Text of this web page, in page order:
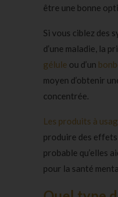
être une bonne
Si vous ciblez des
d’une maladie, la
gélule ou d’un
moyen d’obtenir
concentrée.
Les produits à
produire des
probable qu’elles
pour la santé